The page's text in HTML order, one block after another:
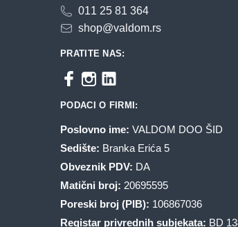
011 25 81 364
shop@valdom.rs
PRATITE NAS:
PODACI O FIRMI:
Poslovno ime: VALDOM DOO ŠID
Sedište: Branka Erića 5
Obveznik PDV: DA
Matični broj: 20695595
Poreski broj (PIB): 106867036
Registar privrednih subjekata: BD